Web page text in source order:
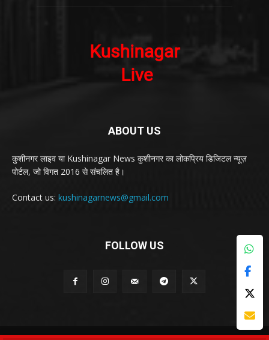
ABOUT US
कुशीनगर लाइव या Kushinagar News कुशीनगर का लोकप्रिय डिजिटल न्यूज़
पोर्टल, जो विगत 2016 से संचलित है।
Contact us: kushinagarnews@gmail.com
FOLLOW US